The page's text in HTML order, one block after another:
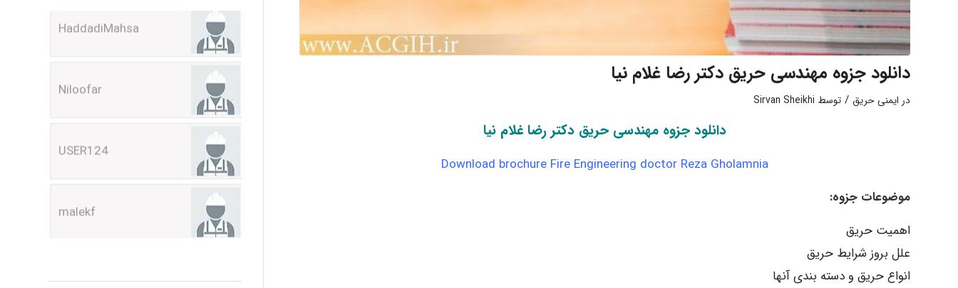
دانلود جزوه مهندسی حریق دکتر رضا غلام نیا
در ایمنی حریق / توسط Sirvan Sheikhi
دانلود جزوه مهندسی حریق دکتر رضا غلام نیا
Download brochure Fire Engineering doctor Reza Gholamnia
موضوعات جزوه:
اهمیت حریق
علل بروز شرایط حریق
انواع حریق و دسته بندی آنها
Niloofar
USER124
malekf
abolfazlkoshehe